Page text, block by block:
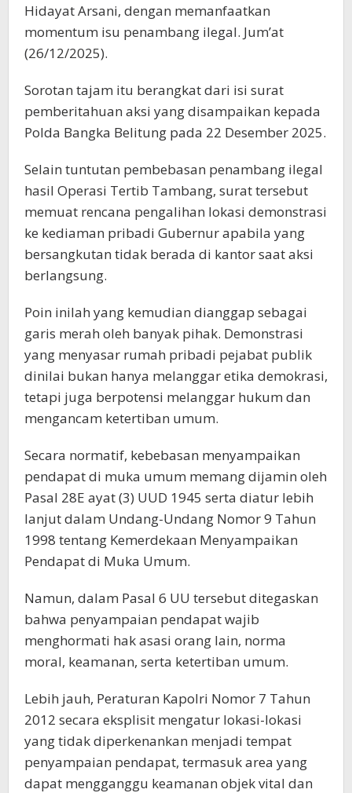
Hidayat Arsani, dengan memanfaatkan
momentum isu penambang ilegal. Jum’at
(26/12/2025).
Sorotan tajam itu berangkat dari isi surat
pemberitahuan aksi yang disampaikan kepada
Polda Bangka Belitung pada 22 Desember 2025.
Selain tuntutan pembebasan penambang ilegal
hasil Operasi Tertib Tambang, surat tersebut
memuat rencana pengalihan lokasi demonstrasi
ke kediaman pribadi Gubernur apabila yang
bersangkutan tidak berada di kantor saat aksi
berlangsung.
Poin inilah yang kemudian dianggap sebagai
garis merah oleh banyak pihak. Demonstrasi
yang menyasar rumah pribadi pejabat publik
dinilai bukan hanya melanggar etika demokrasi,
tetapi juga berpotensi melanggar hukum dan
mengancam ketertiban umum.
Secara normatif, kebebasan menyampaikan
pendapat di muka umum memang dijamin oleh
Pasal 28E ayat (3) UUD 1945 serta diatur lebih
lanjut dalam Undang-Undang Nomor 9 Tahun
1998 tentang Kemerdekaan Menyampaikan
Pendapat di Muka Umum.
Namun, dalam Pasal 6 UU tersebut ditegaskan
bahwa penyampaian pendapat wajib
menghormati hak asasi orang lain, norma
moral, keamanan, serta ketertiban umum.
Lebih jauh, Peraturan Kapolri Nomor 7 Tahun
2012 secara eksplisit mengatur lokasi-lokasi
yang tidak diperkenankan menjadi tempat
penyampaian pendapat, termasuk area yang
dapat mengganggu keamanan objek vital dan